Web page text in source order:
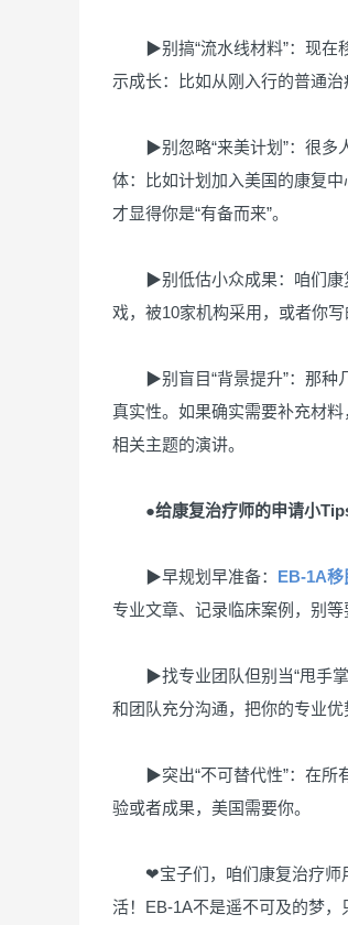
▶别搞“流水线材料”：现在移
示成长：比如从刚入行的普通
▶别忽略“来美计划”：很多人
体：比如计划加入美国的康复
才显得你是“有备而来”。
▶别低估小众成果：咱们康复
戏，被10家机构采用，或者你
▶别盲目“背景提升”：那种几
真实性。如果确实需要补充材
相关主题的演讲。
●给康复治疗师的申请小
▶早规划早准备： EB-1A移
专业文章、记录临床案例，别等
▶找专业团队但别当“甩手掌
和团队充分沟通，把你的专业优
▶突出“不可替代性”：在所
验或者成果，美国需要你。
❤宝子们，咱们康复治疗师用
活！EB-1A不是遥不可及的梦